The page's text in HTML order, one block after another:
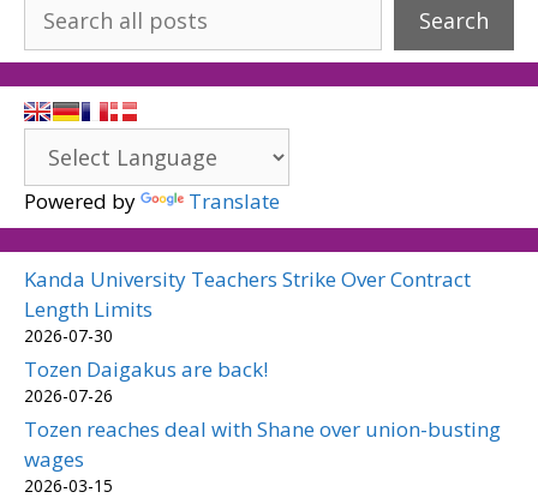
Search
Powered by Translate
Kanda University Teachers Strike Over Contract
Length Limits
2026-07-30
Tozen Daigakus are back!
2026-07-26
Tozen reaches deal with Shane over union-busting
wages
2026-03-15